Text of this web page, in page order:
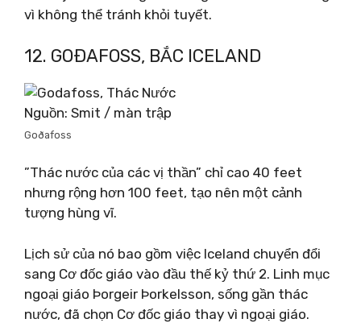
vì không thể tránh khỏi tuyết.
12. GOÐAFOSS, BẮC ICELAND
Nguồn: Smit / màn trập
Goðafoss
”Thác nước của các vị thần” chỉ cao 40 feet
nhưng rộng hơn 100 feet, tạo nên một cảnh
tượng hùng vĩ.
Lịch sử của nó bao gồm việc Iceland chuyển đổi
sang Cơ đốc giáo vào đầu thế kỷ thứ 2. Linh mục
ngoại giáo Þorgeir Þorkelsson, sống gần thác
nước, đã chọn Cơ đốc giáo thay vì ngoại giáo.